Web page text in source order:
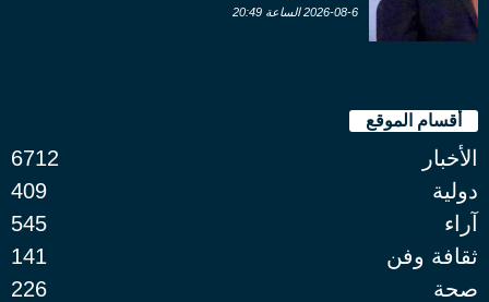
2026-08-6 الساعة 20:49
أقسام الموقع
الأخبار
6712
دولية
409
آراء
545
ثقافة وفن
141
صحة
226